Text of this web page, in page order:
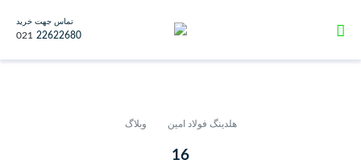
تماس جهت خرید
021 22622680
هلدینگ فولاد امین وبلاگ
16